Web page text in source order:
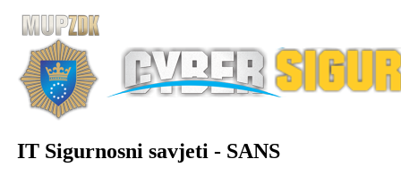
IT Sigurnosni savjeti - SANS